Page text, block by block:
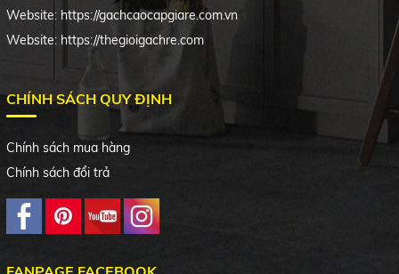
Website: https://gachcaocapgiare.com.vn
Website: https://thegioigachre.com
CHÍNH SÁCH QUY ĐỊNH
Chính sách mua hàng
Chính sách đổi trả